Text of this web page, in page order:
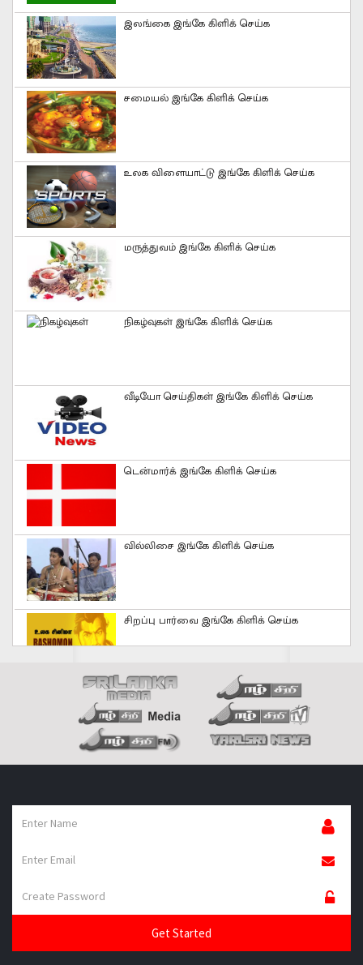
இலங்கை இங்கே கிளிக் செய்க
சமையல் இங்கே கிளிக் செய்க
உலக விளையாட்டு இங்கே கிளிக் செய்க
மருத்துவம் இங்கே கிளிக் செய்க
நிகழ்வுகள் இங்கே கிளிக் செய்க
வீடியோ செய்திகள் இங்கே கிளிக் செய்க
டென்மார்க் இங்கே கிளிக் செய்க
வில்லிசை இங்கே கிளிக் செய்க
சிறப்பு பார்வை இங்கே கிளிக் செய்க
செய்திகள் இங்கே கிளிக் செய்க
வெளியீடு இங்கே கிளிக் செய்க
கவிஞர்கள் இங்கே கிளிக் செய்க